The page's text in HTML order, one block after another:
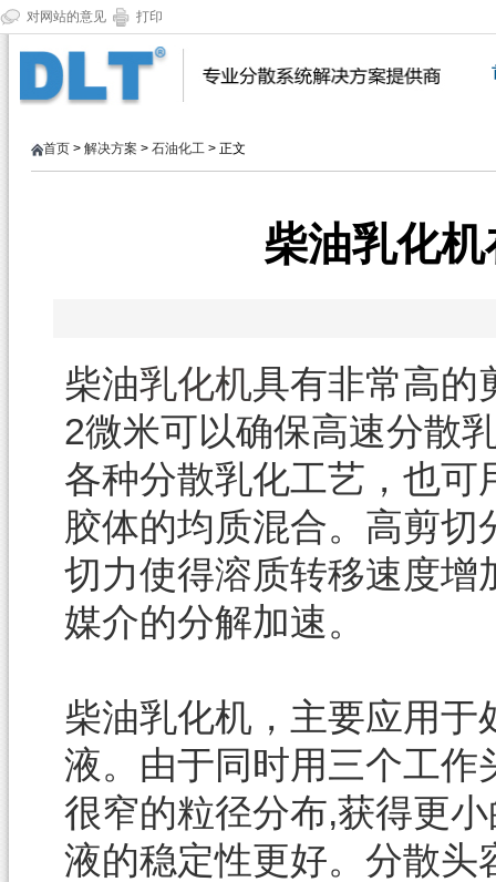
对网站的意见 打印
首页 > 解决方案 > 石油化工 > 正文
柴油乳化
柴油乳化机具有非常高的
2微米可以确保高速分散
各种分散乳化工艺，也
胶体的均质混合。高剪
切力使得溶质转移速度增
媒介的分解加速。
柴油乳化机，主要应用
液。由于同时用三个工作
很窄的粒径分布,获得更
液的稳定性更好。分散头